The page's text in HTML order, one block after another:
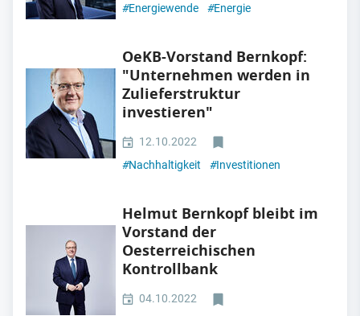
#Energiewende #Energie
OeKB-Vorstand Bernkopf:
"Unternehmen werden in
Zulieferstruktur
investieren"
12.10.2022
#Nachhaltigkeit #Investitionen
Helmut Bernkopf bleibt im
Vorstand der
Oesterreichischen
Kontrollbank
04.10.2022